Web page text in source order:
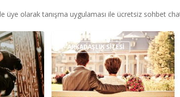
üye olarak tanışma uygulaması ile ücretsiz sohbet
Arkadaşlık
Sitesi
ARKADAŞLIK SITESI